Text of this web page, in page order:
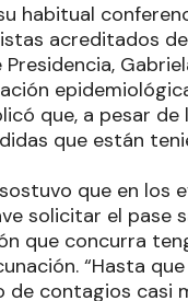
habitual
acreditados de
que, a pesar
que están
que en los
solicitar el pase
que concurra
“Hasta
de contagios casi